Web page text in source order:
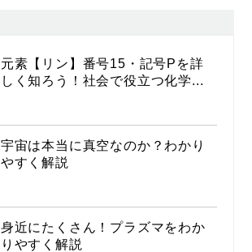
元素【リン】番号15・記号Pを詳
しく知ろう！社会で役立つ化学...
宇宙は本当に真空なのか？わかり
やすく解説
身近にたくさん！プラズマをわか
りやすく解説